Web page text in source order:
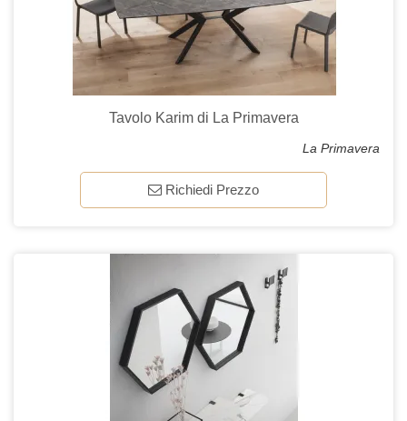
Tavolo Karim di La Primavera
La Primavera
Richiedi Prezzo